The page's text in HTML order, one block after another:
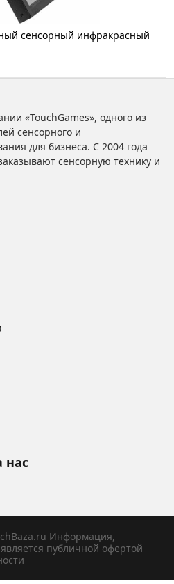
сенсорный инфракрасный
«TouchGames», одного из
сенсорного и
для бизнеса. С 2004 года
сенсорную технику и
нас
Информация,
публичной офертой